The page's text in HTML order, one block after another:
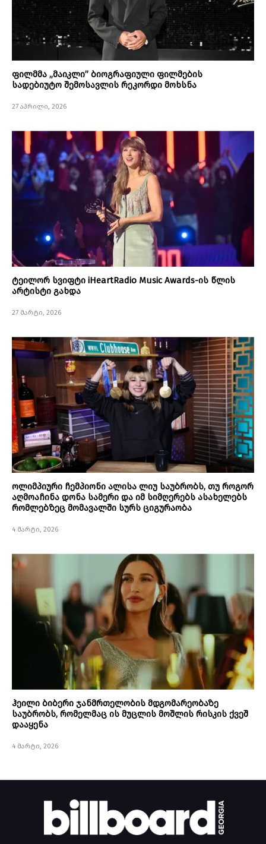
ფილმმა „მაიკლი” ბიოგრაფიული ფილმების
სადებიუტო შემოსავლის რეკორდი მოხსნა
27 აპრილი, 2026
ტეილორ სვიფტი iHeartRadio Music Awards-ის წლის
არტისტი გახდა
27 მარტი, 2026
ოლიმპიური ჩემპიონი ალისა ლიუ საუბრობს, თუ როგორ
აღმოაჩინა დონა სამერი და იმ სიმღერებს ასახელებს
რომლებზეც მომავალში სურს ციგურაობა
4 მარტი, 2026
ჰეილი ბიბერი ჯანმრთელობის მდგომარეობაზე
საუბრობს, რომელმაც ის მუცლის მოშლის რისკის ქვეშ
დააყენა
4 მარტი, 2026